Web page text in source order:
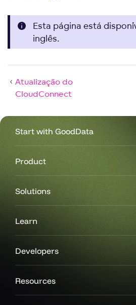
Esta página está
inglês.
Atualização do
CloudConnect
Start with GoodData
Product
Solutions
Learn
Developers
Resources